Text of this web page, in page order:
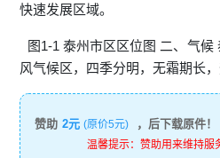
快速发展区域。
图1-1 泰州市区区位图 二、气
风气候区，四季分明，无霜期长
赞助 2元 (原价5元) ，后下载原件！
温馨提示：赞助用来维持服